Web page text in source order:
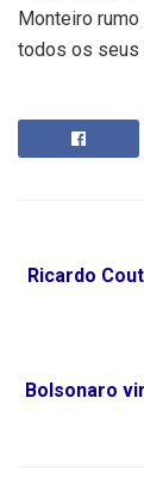
Monteiro
todos os seus
Ricardo
Bolsonaro